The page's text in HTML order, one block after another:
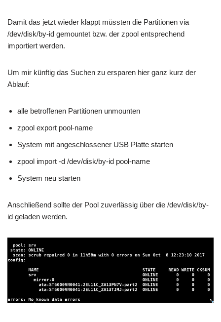
Damit das jetzt wieder klappt müssten die Partitionen via
/dev/disk/by-id gemountet bzw. der zpool entsprechend
importiert werden.
Um mir künftig das Suchen zu ersparen hier ganz kurz der
Ablauf:
alle betroffenen Partitionen unmounten
zpool export pool-name
System mit angeschlossener USB Platte starten
zpool import -d /dev/disk/by-id pool-name
System neu starten
Anschließend sollte der Pool zuverlässig über die /dev/disk/by-
id geladen werden.